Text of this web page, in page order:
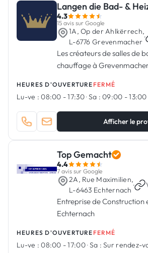
4.3
15 avis sur Google
1A, Op der Ahlkërrech,
L-6776 Grevenmacher
·
Les créateurs de salles de
chauffage à
HEURES D'OUVERTURE FERMÉ
Lu-ve : 08:00 - 17:30·Sa : 09:00 -
Afficher le
Top Gemacht
4.4
7 avis sur Google
2A, Rue Maximilien,
L-6463 Echternach
·
Entreprise de Construction
Echternach
HEURES D'OUVERTURE FERMÉ
Lu-ve : 08:00 - 17:00·Sa : Sur rendez-